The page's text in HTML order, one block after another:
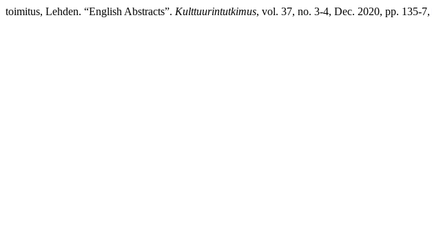
toimitus, Lehden. “English Abstracts”. Kulttuurintutkimus, vol. 37, no. 3-4, Dec. 2020, pp. 135-7,